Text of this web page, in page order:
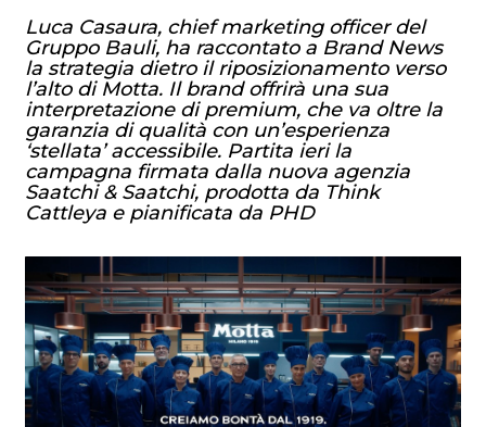
Luca Casaura, chief marketing officer del
Gruppo Bauli, ha raccontato a Brand News
la strategia dietro il riposizionamento verso
l’alto di Motta. Il brand offrirà una sua
interpretazione di premium, che va oltre la
garanzia di qualità con un’esperienza
‘stellata’ accessibile. Partita ieri la
campagna firmata dalla nuova agenzia
Saatchi & Saatchi, prodotta da Think
Cattleya e pianificata da PHD